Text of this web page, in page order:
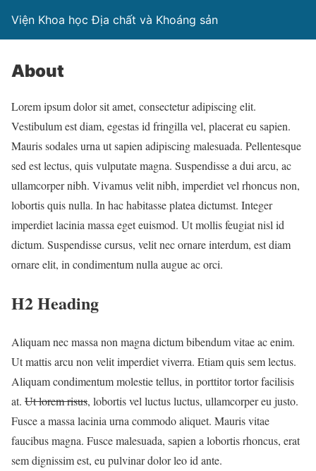
Viện Khoa học Địa chất và Khoáng sản
About
Lorem ipsum dolor sit amet, consectetur adipiscing elit.
Vestibulum est diam, egestas id fringilla vel, placerat eu sapien.
Mauris sodales urna ut sapien adipiscing malesuada. Pellentesque
sed est lectus, quis vulputate magna. Suspendisse a dui arcu, ac
ullamcorper nibh. Vivamus velit nibh, imperdiet vel rhoncus non,
lobortis quis nulla. In hac habitasse platea dictumst. Integer
imperdiet lacinia massa eget euismod. Ut mollis feugiat nisl id
dictum. Suspendisse cursus, velit nec ornare interdum, est diam
ornare elit, in condimentum nulla augue ac orci.
H2 Heading
Aliquam nec massa non magna dictum bibendum vitae ac enim.
Ut mattis arcu non velit imperdiet viverra. Etiam quis sem lectus.
Aliquam condimentum molestie tellus, in porttitor tortor facilisis
at. Ut lorem risus, lobortis vel luctus luctus, ullamcorper eu justo.
Fusce a massa lacinia urna commodo aliquet. Mauris vitae
faucibus magna. Fusce malesuada, sapien a lobortis rhoncus, erat
sem dignissim est, eu pulvinar dolor leo id ante.